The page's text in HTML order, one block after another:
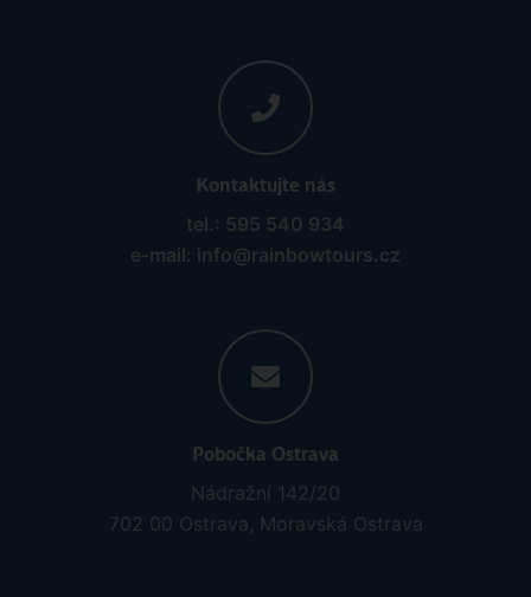
Kontaktujte nás
tel.: 595 540 934
e-mail: info@rainbowtours.cz
Pobočka Ostrava
Nádražní 142/20
702 00 Ostrava, Moravská Ostrava